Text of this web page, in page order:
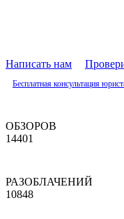
Написать нам
Бесплатная консультация
ОБЗОРОВ
14401
РАЗОБЛАЧЕНИЙ
10848